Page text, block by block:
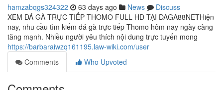
hamzabqgs324322 63 days ago News
Discuss
XEM ĐÁ GÀ TRỰC TIẾP THOMO FULL HD TẠI DAGA88NETHiện
nay, nhu cầu tìm kiếm đá gà trực tiếp Thomo hôm nay ngày càng
tăng mạnh. Nhiều người yêu thích nội dung trực tuyến mong
https://barbaraiwzq161195.law-wiki.com/user
Comments
Who Upvoted